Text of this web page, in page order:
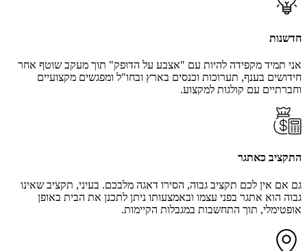
חדשנות
אני תמיד מקפידה להיות עם "אצבע על הדופק" תוך מעקב שוטף אחר
חידושים בענף, תערוכות וכנסים בארץ ובחו"ל ומפגשים מקצועיים
וחברתיים עם קולגות למקצוע.
התקציב כאתגר
גם אם אין לכם תקציב גבוה, הסירו דאגה מלבכם. בעיני, תקציב שאינו
גבוה הוא אתגר בפני עצמו ובאמצעותו ניתן לתכנן את הבית באופן
אופטימלי, תוך התחשבות במגבלות הקיימות.